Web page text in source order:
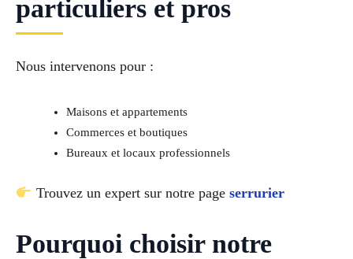
particuliers et pros
Nous intervenons pour :
Maisons et appartements
Commerces et boutiques
Bureaux et locaux professionnels
Trouvez un expert sur notre page serrurier
Pourquoi choisir notre